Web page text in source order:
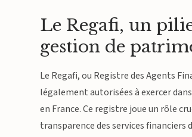
Le Regafi, un
gestion de
Le Regafi, ou Registre des Agents
légalement autorisées à exercer
en France. Ce registre joue un rôle
transparence des services